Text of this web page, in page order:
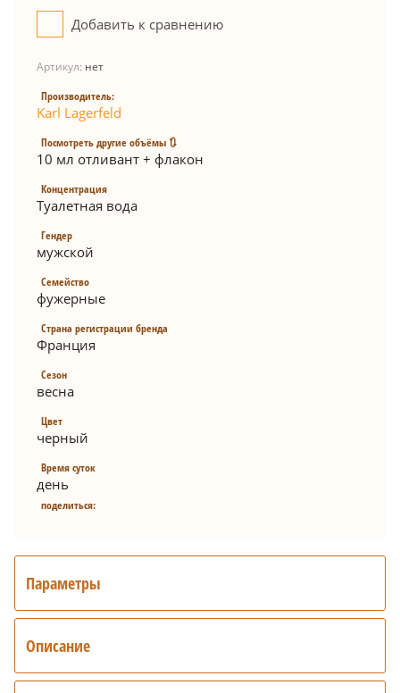
Добавить к сравнению
Артикул: нет
Производитель:
Karl Lagerfeld
Посмотреть другие объёмы 🔃
10 мл отливант + флакон
Концентрация
Туалетная вода
Гендер
мужской
Семейство
фужерные
Страна регистрации бренда
Франция
Сезон
весна
Цвет
черный
Время суток
день
поделиться:
Параметры
Описание